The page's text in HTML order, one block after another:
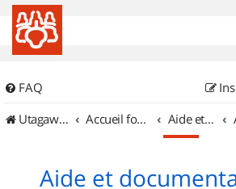
FAQ
UtagawaVTT (Randos VTT et VTTAE avec traces GPS)
Accueil forum Aide et documentation
Aide et